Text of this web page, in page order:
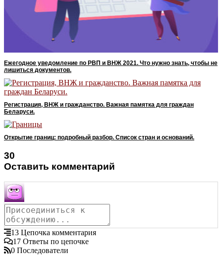
Ежегодное уведомление по РВП и ВНЖ 2021. Что нужно знать, чтобы не
лишиться документов.
Регистрация, ВНЖ и гражданство. Важная памятка для граждан
Беларуси.
Открытие границ: подробный разбор. Список стран и оснований.
30
Оставить комментарий
13 Цепочка комментария
17 Ответы по цепочке
0 Последователи